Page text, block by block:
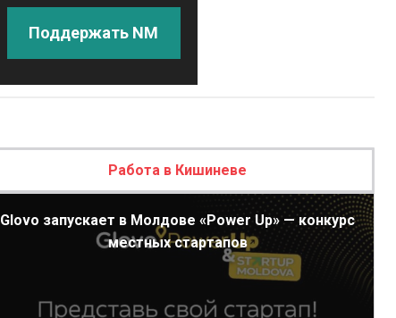
Поддержать NM
Работа в Кишиневе
Glovo запускает в Молдове «Power Up» — конкурс
местных стартапов